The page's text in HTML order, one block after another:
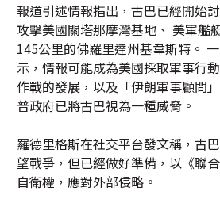
報道引述情報指出，古巴已經開始
攻擊美國關塔那摩灣基地、 美軍艦
145公里的佛羅里達州基韋斯特。
示，情報可能成為美國採取軍事行
作戰的發展，以及「伊朗軍事顧問
普政府已將古巴視為一種威脅。
羅德里格斯在社交平台發文稱，古
望戰爭，但已經做好準備，以《聯
自衛權，應對外部侵略。